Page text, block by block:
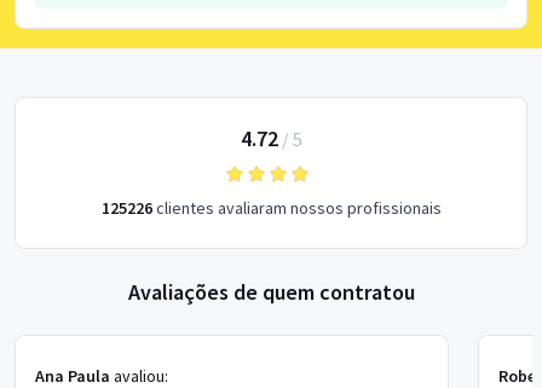
4.72/ 5
125226clientes avaliaram nossos profissionais
Avaliações de quem contratou
Ana Paula avaliou: